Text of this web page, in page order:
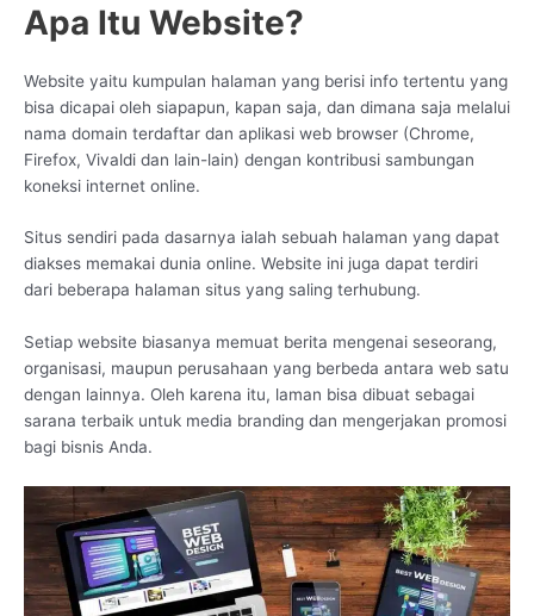
Apa Itu Website?
Website yaitu kumpulan halaman yang berisi info tertentu yang
bisa dicapai oleh siapapun, kapan saja, dan dimana saja melalui
nama domain terdaftar dan aplikasi web browser (Chrome,
Firefox, Vivaldi dan lain-lain) dengan kontribusi sambungan
koneksi internet online.
Situs sendiri pada dasarnya ialah sebuah halaman yang dapat
diakses memakai dunia online. Website ini juga dapat terdiri
dari beberapa halaman situs yang saling terhubung.
Setiap website biasanya memuat berita mengenai seseorang,
organisasi, maupun perusahaan yang berbeda antara web satu
dengan lainnya. Oleh karena itu, laman bisa dibuat sebagai
sarana terbaik untuk media branding dan mengerjakan promosi
bagi bisnis Anda.